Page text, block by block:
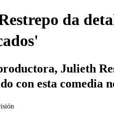
da
Julieth
con esta comedia